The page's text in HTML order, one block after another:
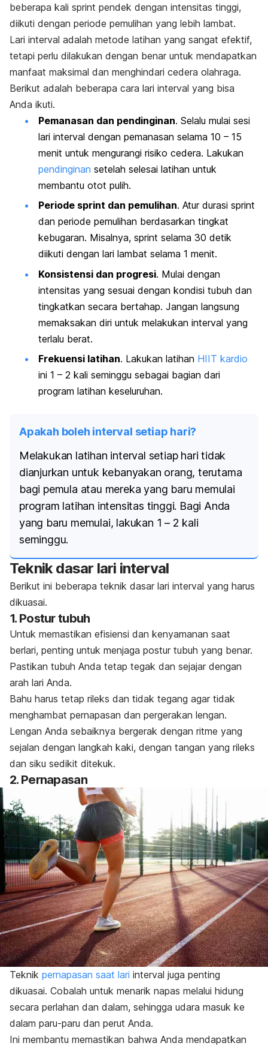
beberapa kali sprint pendek dengan intensitas tinggi,
diikuti dengan periode pemulihan yang lebih lambat.
Lari interval adalah metode latihan yang sangat efektif,
tetapi perlu dilakukan dengan benar untuk mendapatkan
manfaat maksimal dan menghindari cedera olahraga.
Berikut adalah beberapa cara lari interval yang bisa
Anda ikuti.
Pemanasan dan pendinginan. Selalu mulai sesi
lari interval dengan pemanasan selama 10 – 15
menit untuk mengurangi risiko cedera. Lakukan
pendinginan setelah selesai latihan untuk
membantu otot pulih.
Periode sprint dan pemulihan. Atur durasi sprint
dan periode pemulihan berdasarkan tingkat
kebugaran. Misalnya, sprint selama 30 detik
diikuti dengan lari lambat selama 1 menit.
Konsistensi dan progresi. Mulai dengan
intensitas yang sesuai dengan kondisi tubuh dan
tingkatkan secara bertahap. Jangan langsung
memaksakan diri untuk melakukan interval yang
terlalu berat.
Frekuensi latihan. Lakukan latihan HIIT kardio
ini 1 – 2 kali seminggu sebagai bagian dari
program latihan keseluruhan.
Apakah boleh interval setiap hari?
Melakukan latihan interval setiap hari tidak
dianjurkan untuk kebanyakan orang, terutama
bagi pemula atau mereka yang baru memulai
program latihan intensitas tinggi. Bagi Anda
yang baru memulai, lakukan 1 – 2 kali
seminggu.
Teknik dasar lari interval
Berikut ini beberapa teknik dasar lari interval yang harus
dikuasai.
1. Postur tubuh
Untuk memastikan efisiensi dan kenyamanan saat
berlari, penting untuk menjaga postur tubuh yang benar.
Pastikan tubuh Anda tetap tegak dan sejajar dengan
arah lari Anda.
Bahu harus tetap rileks dan tidak tegang agar tidak
menghambat pernapasan dan pergerakan lengan.
Lengan Anda sebaiknya bergerak dengan ritme yang
sejalan dengan langkah kaki, dengan tangan yang rileks
dan siku sedikit ditekuk.
2. Pernapasan
Teknik pernapasan saat lari interval juga penting
dikuasai. Cobalah untuk menarik napas melalui hidung
secara perlahan dan dalam, sehingga udara masuk ke
dalam paru-paru dan perut Anda.
Ini membantu memastikan bahwa Anda mendapatkan